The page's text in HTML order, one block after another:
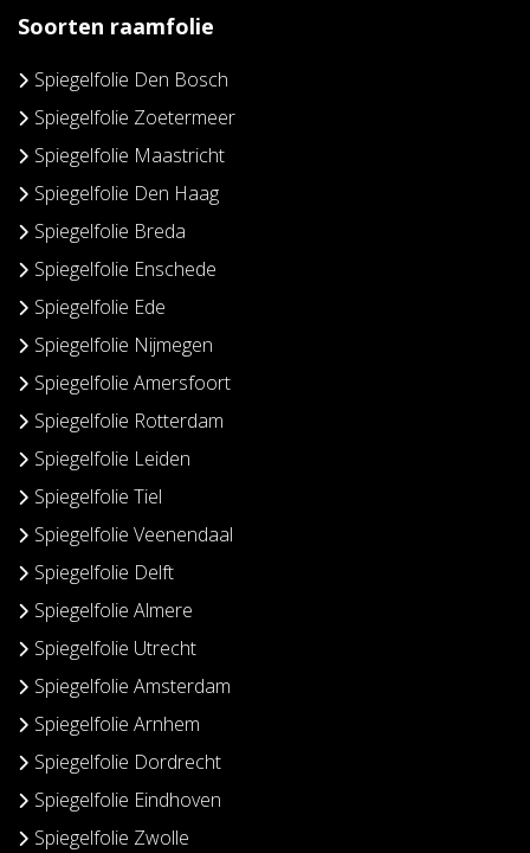
Soorten raamfolie
Spiegelfolie Den Bosch
Spiegelfolie Zoetermeer
Spiegelfolie Maastricht
Spiegelfolie Den Haag
Spiegelfolie Breda
Spiegelfolie Enschede
Spiegelfolie Ede
Spiegelfolie Nijmegen
Spiegelfolie Amersfoort
Spiegelfolie Rotterdam
Spiegelfolie Leiden
Spiegelfolie Tiel
Spiegelfolie Veenendaal
Spiegelfolie Delft
Spiegelfolie Almere
Spiegelfolie Utrecht
Spiegelfolie Amsterdam
Spiegelfolie Arnhem
Spiegelfolie Dordrecht
Spiegelfolie Eindhoven
Spiegelfolie Zwolle